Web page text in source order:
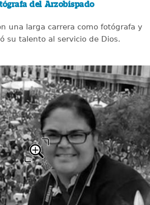
del Arzobispado
una larga carrera como fotógrafa y
su talento al servicio de Dios.